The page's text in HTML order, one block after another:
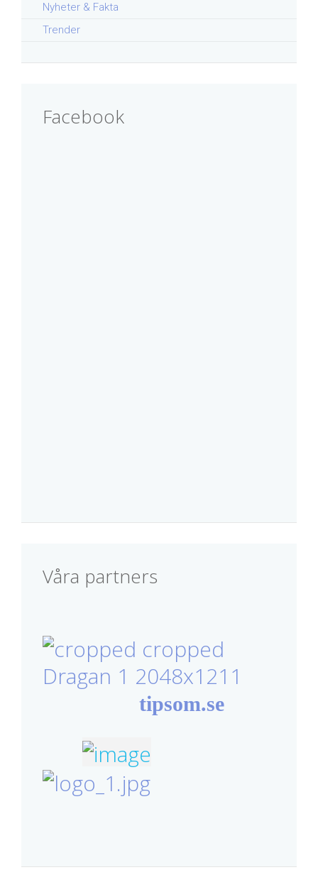
Nyheter & Fakta
Trender
Facebook
Våra partners
tipsom.se